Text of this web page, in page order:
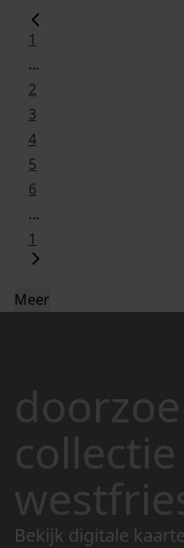
1
...
2
3
4
5
6
...
1
Meer
Bekijk digitale